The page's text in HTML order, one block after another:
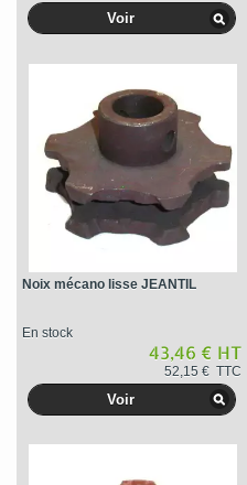
Voir
Noix mécano lisse JEANTIL
En stock
43,46 € HT
52,15 € TTC
Voir